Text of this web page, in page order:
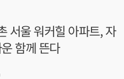
서울 워커힐 아파트, 자
함께 뜬다